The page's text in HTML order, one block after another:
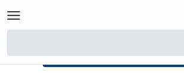
/ Aquael Ultra Heater D&N
★ Atakan Petshop, Aquael